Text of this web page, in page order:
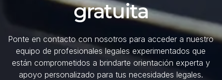
gratuita
Ponte en contacto con nosotros para acceder a nuestro
equipo de profesionales legales experimentados que
están comprometidos a brindarte orientación experta y
apoyo personalizado para tus necesidades legales.